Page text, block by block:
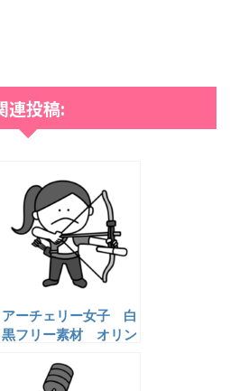
連投稿:
アーチェリー女子 白
黒フリー素材 オリン